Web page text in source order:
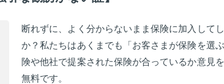
断れずに、よく分からないまま保険に加入して
か？私たちはあくまでも「お客さまが保険を選
険や他社で提案された保険が合っているか意見
無料です。